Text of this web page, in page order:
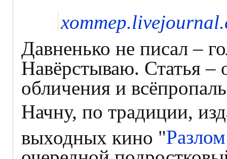
Давненько не писал –
Навёрстываю. Статья –
обличения и
Начну, по традиции,
выходных кино "